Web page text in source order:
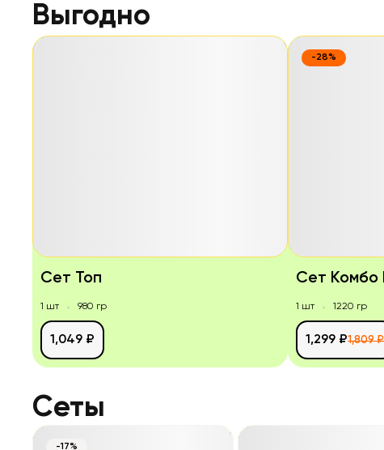
Выгодно
Сет Топ
1 шт 980 гр
1,049 ₽
-28%
Сет Комбо
1 шт 1220 гр
1,809 ₽
1,299 ₽
Сеты
-17%